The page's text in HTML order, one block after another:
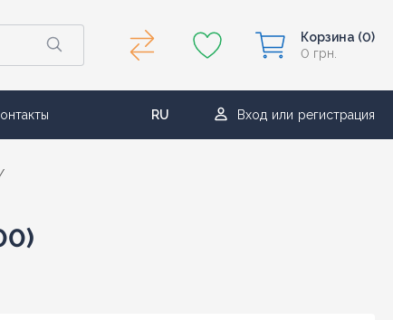
Корзина (0)
0 грн.
UA
RU Вход или регистрация